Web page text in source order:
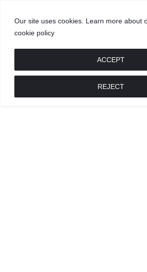
Our site uses cookies. Learn more about
cookie policy
REJECT
ACCEPT
GROŽIS
MADA